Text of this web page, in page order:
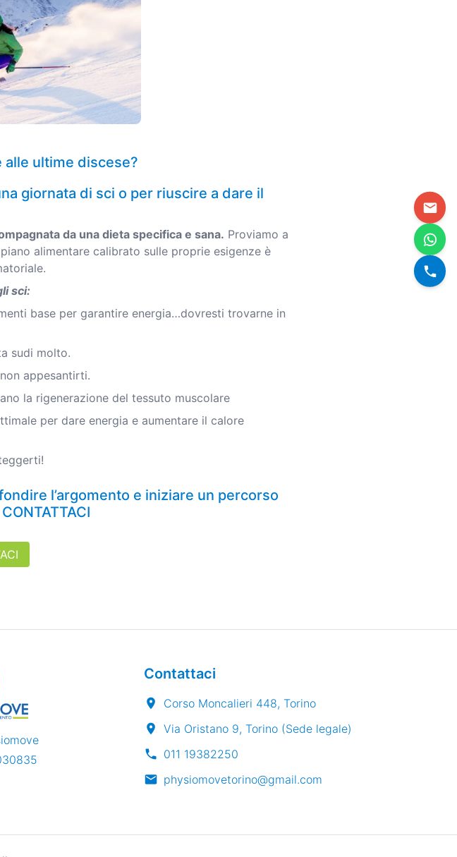
alle ultime discese?
giornata di sci o per riuscire a dare il
da una dieta specifica e sana. Proviamo a
alimentare calibrato sulle proprie esigenze è
sci:
base per garantire energia…dovresti trovarne in
sudi molto.
appesantirti.
la rigenerazione del tessuto muscolare
per dare energia e aumentare il calore
l’argomento e iniziare un percorso
CONTATTACI
Contattaci
Corso Moncalieri 448, Torino
Via Oristano 9, Torino (Sede legale)
011 19382250
physiomovetorino@gmail.com